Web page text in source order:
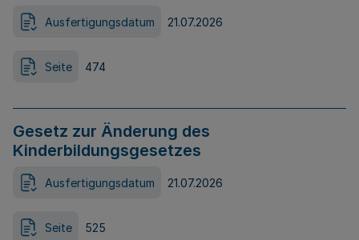
Ausfertigungsdatum 21.07.2026
Seite 474
Gesetz zur Änderung des
Kinderbildungsgesetzes
Ausfertigungsdatum 21.07.2026
Seite 525